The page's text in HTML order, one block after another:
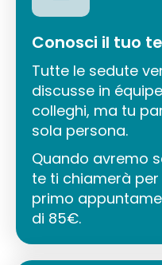
Conosci il tuo
Tutte le sedute
discusse in
colleghi, ma tu
sola persona.
Quando avremo
te ti chiamerà
primo
di 85€.